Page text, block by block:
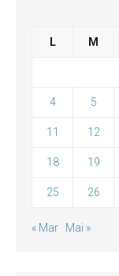
L M
4 5
11 12
18 19
25 26
« Mar Mai »